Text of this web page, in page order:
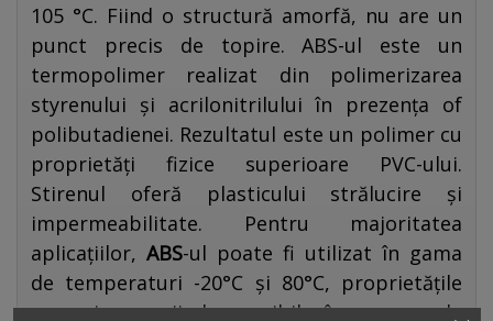
105 °C. Fiind o structură amorfă, nu are un
punct precis de topire. ABS-ul este un
termopolimer realizat din polimerizarea
styrenului și acrilonitrilului în prezența of
polibutadienei. Rezultatul este un polimer cu
proprietăți fizice superioare PVC-ului.
Stirenul oferă plasticului strălucire și
impermeabilitate. Pentru majoritatea
aplicațiilor, ABS-ul poate fi utilizat în gama
de temperaturi -20°C și 80°C, proprietățile
mecanice variind sensibil în gama de